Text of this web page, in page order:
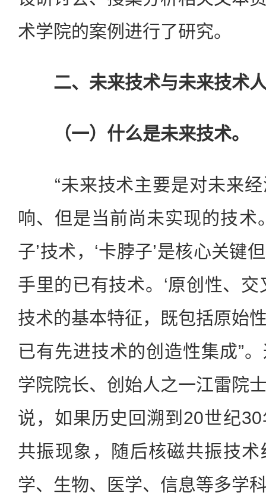
术学院的案例进行了研究。
二、未来技术与未来技术
（一）什么是未来技术。
“未来技术主要是对未来经
响、但是当前尚未实现的技术
子’技术，‘卡脖子’是核心关键
手里的已有技术。‘原创性、交
技术的基本特征，既包括原始
已有先进技术的创造性集成”
学院院长、创始人之一江雷院
说，如果历史回溯到20世纪
共振现象，随后核磁共振技
学、生物、医学、信息等多学